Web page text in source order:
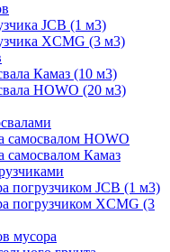
JCB (1 м3)
XCMG (3 м3)
Камаз (10 м3)
HOWO (20 м3)
самосвалом HOWO
самосвалом Камаз
погрузчиком JCB (1 м3)
погрузчиком XCMG (3
мусора